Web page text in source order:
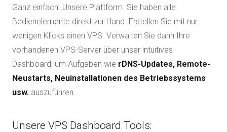
Ganz einfach. Unsere Plattform. Sie haben alle
Bedienelemente direkt zur Hand. Erstellen Sie mit nur
wenigen Klicks einen VPS. Verwalten Sie dann Ihre
vorhandenen VPS-Server über unser intuitives
Dashboard, um Aufgaben wie rDNS-Updates, Remote-
Neustarts, Neuinstallationen des Betriebssystems
usw. auszuführen.
Unsere VPS Dashboard Tools: